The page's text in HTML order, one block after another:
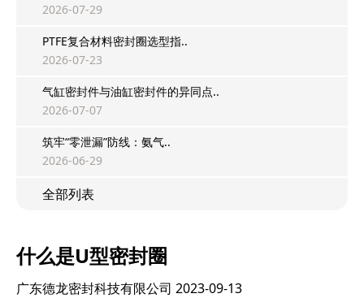
2026-07-29
PTFE复合材料密封圈选型指..
2026-07-23
气缸密封件与油缸密封件的异同点..
2026-07-07
筑牢“零泄漏”防线：氨气..
2026-06-29
全部列表
什么是U型密封圈
广东德龙密封科技有限公司 2023-09-13